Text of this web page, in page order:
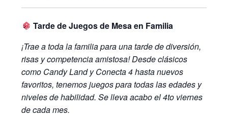
Tarde de Juegos de Mesa en Familia
¡Trae a toda la familia para una tarde de diversión,
risas y competencia amistosa! Desde clásicos
como Candy Land y Conecta 4 hasta nuevos
favoritos, tenemos juegos para todas las edades y
niveles de habilidad. Se lleva acabo el 4to viernes
de cada mes.